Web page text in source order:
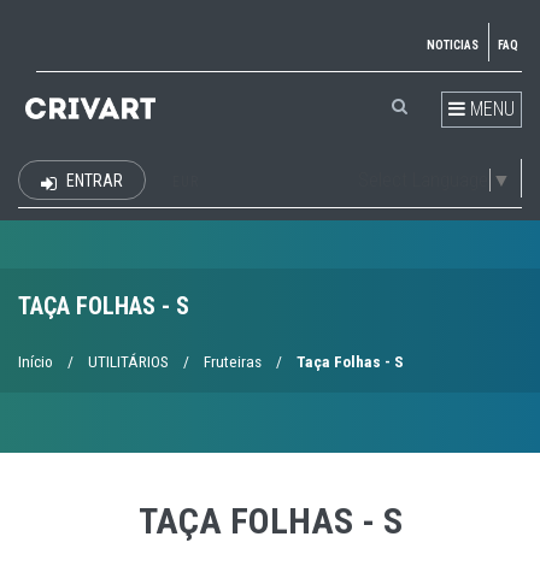
NOTICIAS FAQ
MENU
▼
ENTRAR
TAÇA FOLHAS - S
Início / UTILITÁRIOS / Fruteiras / Taça Folhas - S
TAÇA FOLHAS - S